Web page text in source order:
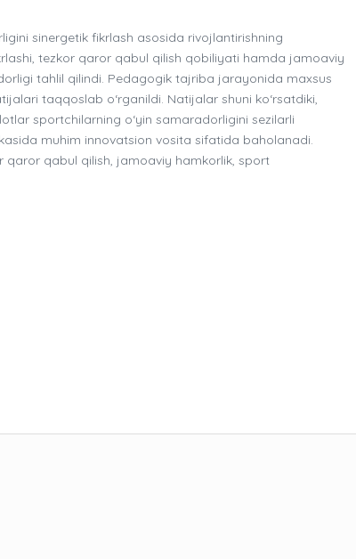
sinergetik fikrlash asosida rivojlantirishning
tezkor qaror qabul qilish qobiliyati hamda jamoaviy
tahlil qilindi. Pedagogik tajriba jarayonida maxsus
taqqoslab o‘rganildi. Natijalar shuni ko‘rsatdiki,
sportchilarning o‘yin samaradorligini sezilarli
muhim innovatsion vosita sifatida baholanadi.
qabul qilish, jamoaviy hamkorlik, sport